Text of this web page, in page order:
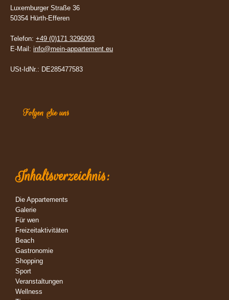
Luxemburger Straße 36
50354 Hürth-Efferen
Telefon: +49 (0)171 3296093
E-Mail: info@mein-appartement.eu
USt-IdNr.: DE285477583
Folgen Sie uns
Inhaltsverzeichnis:
Die Appartements
Galerie
Für wen
Freizeitaktivitäten
Beach
Gastronomie
Shopping
Sport
Veranstaltungen
Wellness